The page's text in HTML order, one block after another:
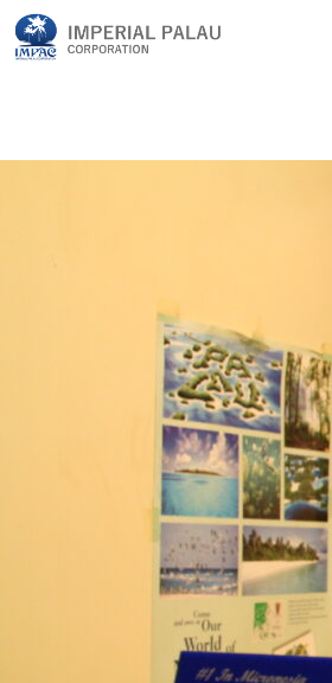
RENTACAR
ilovemathdayo |2021年1月28日